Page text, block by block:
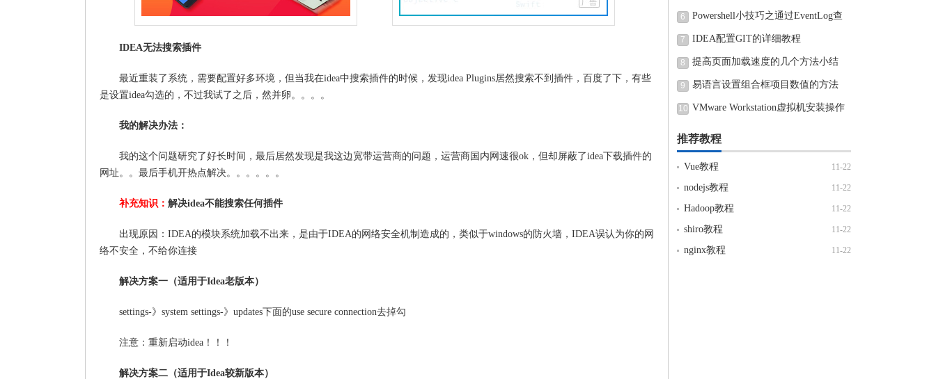
IDEA无法搜索插件
最近重装了系统，需要配置好多环境，但当我在idea中搜索插件的时候，发现idea Plugins居然搜索不到插件，百度了下，有些
是设置idea勾选的，不过我试了之后，然并卵。。。。
我的解决办法：
我的这个问题研究了好长时间，最后居然发现是我这边宽带运营商的问题，运营商国内网速很ok，但却屏蔽了idea下载插件的
网址。。最后手机开热点解决。。。。。。
补充知识： 解决idea不能搜索任何插件
出现原因：IDEA的模块系统加载不出来，是由于IDEA的网络安全机制造成的，类似于windows的防火墙，IDEA误认为你的网
络不安全，不给你连接
解决方案一（适用于Idea老版本）
settings-》system settings-》updates下面的use secure connection去掉勾
注意：重新启动idea！！！
解决方案二（适用于Idea较新版本）
6
Powershell小技巧之通过EventLog查
看近期电脑开机和关机时间
7 IDEA配置GIT的详细教程
8 提高页面加载速度的几个方法小结
9 易语言设置组合框项目数值的方法
10 VMware Workstation虚拟机安装操作
推荐教程
11-22
Vue教程
11-22
nodejs教程
11-22
Hadoop教程
11-22
shiro教程
11-22
nginx教程